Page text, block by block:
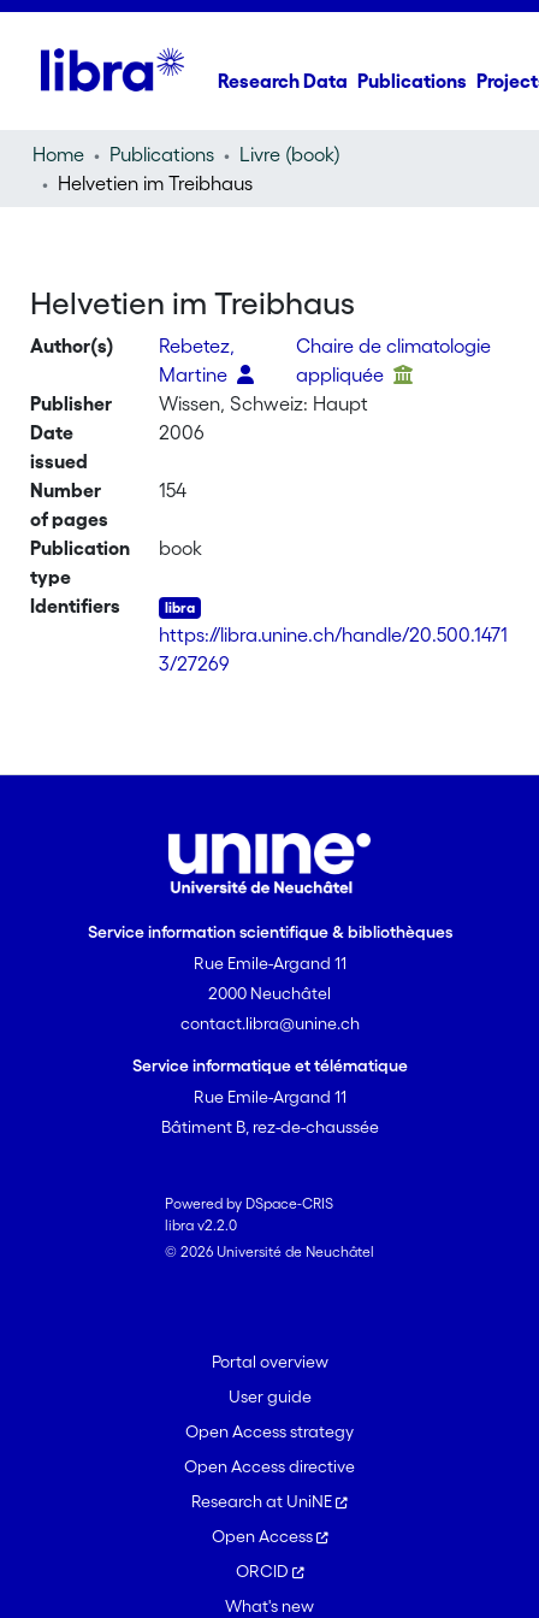
Research Data Publications
Home Publications
Livre (book)
Helvetien im Treibhaus
Helvetien im Treibhaus
Author(s)
Rebetez,
Martine
Chaire de climatologie
appliquée
Publisher
Wissen, Schweiz: Haupt
Date
issued
2006
Number
of pages
154
Publication
type
book
Identifiers
https://libra.unine.ch/handle/20.500.1471
3/27269
Service information scientifique & bibliothèques
Rue Emile-Argand 11
2000 Neuchâtel
contact.libra@unine.ch
Service informatique et télématique
Rue Emile-Argand 11
Bâtiment B, rez-de-chaussée
Powered by DSpace-CRIS
libra v2.2.0
© 2026 Université de Neuchâtel
Portal overview
User guide
Open Access strategy
Open Access directive
Research at UniNE
Open Access
ORCID
What's new